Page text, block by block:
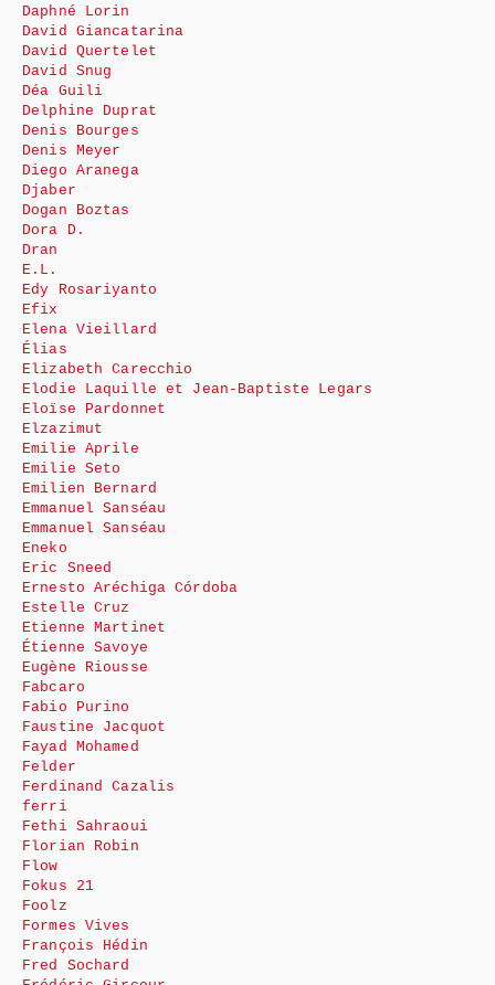
Daphné Lorin
David Giancatarina
David Quertelet
David Snug
Déa Guili
Delphine Duprat
Denis Bourges
Denis Meyer
Diego Aranega
Djaber
Dogan Boztas
Dora D.
Dran
E.L.
Edy Rosariyanto
Efix
Elena Vieillard
Élias
Elizabeth Carecchio
Elodie Laquille et Jean-Baptiste Legars
Eloïse Pardonnet
Elzazimut
Emilie Aprile
Emilie Seto
Emilien Bernard
Emmanuel Sanséau
Emmanuel Sanséau
Eneko
Eric Sneed
Ernesto Aréchiga Córdoba
Estelle Cruz
Etienne Martinet
Étienne Savoye
Eugène Riousse
Fabcaro
Fabio Purino
Faustine Jacquot
Fayad Mohamed
Felder
Ferdinand Cazalis
ferri
Fethi Sahraoui
Florian Robin
Flow
Fokus 21
Foolz
Formes Vives
François Hédin
Fred Sochard